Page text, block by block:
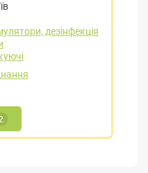
дезінфекція